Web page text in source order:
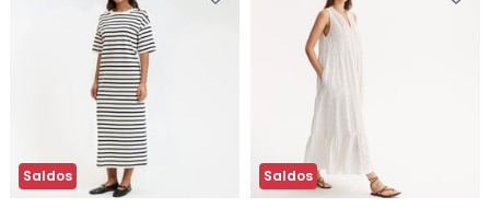
Saldos Saldos